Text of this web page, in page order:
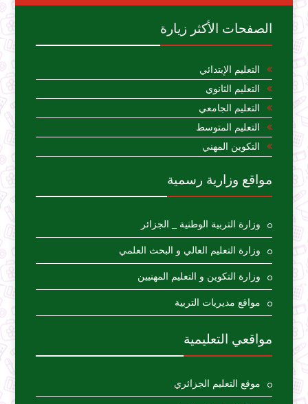
الصفحات الأكثر زيارة
التعليم الإبتدائي
التعليم الثانوي
التعليم الجامعي
التعليم المتوسط
التكوين المهني
مواقع وزارية رسمية
وزارة التربية الوطنية _ الجزائر
وزارة التعليم العالي و البحث العلمي
وزارة التكوين و التعليم المهنيين
مواقع مديريات التربية
مواقعي التعليمية
موقع التعليم الجزائري